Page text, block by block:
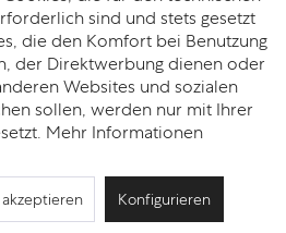
gewährte Recht, jederzeit von
Verantwortlichen
über die zu seiner Person
Daten und eine
zu erhalten. Ferner hat der
und Verordnungsgeber der
Auskunft über folgende
zugestanden:
sind und stets gesetzt
die den Komfort bei Benutzung
der Direktwerbung dienen oder
Websites und sozialen
sollen, werden nur mit Ihrer
Mehr Informationen
Konfigurieren